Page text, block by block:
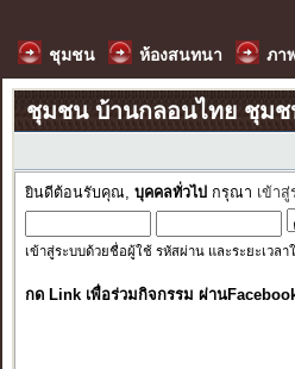
ชุมชน ห้องสนทนา ภา
ชุมชน บ้านกลอนไทย ชุม
ยินดีต้อนรับคุณ, บุคคลทั่วไป กรุณา เข้าสู่
เข้าสู่ระบบด้วยชื่อผู้ใช้ รหัสผ่าน และระยะเวล
กด Link เพื่อร่วมกิจกรรม ผ่าน